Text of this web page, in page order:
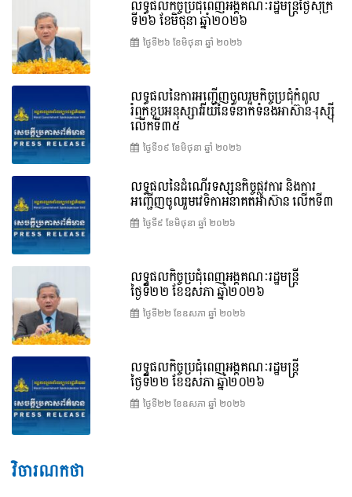
លទ្ធផលកិច្ចប្រជុំពេញអង្គគណៈរដ្ឋមន្រ្តីថ្ងៃសុក្រ
ទី២៦ ខែមិថុនា ឆ្នាំ២០២៦
ថ្ងៃទី២៦ ខែ​មិថុនា ឆ្នាំ ២០២៦
លទ្ធផលនៃការអញ្ជើញចូលរួមកិច្ចប្រជុំកំពូល
រំឭកខួបអនុស្សាវរីយ៍នៃទំនាក់ទំនងអាស៊ាន-រុស្ស៊ី
លើកទី៣៥
ថ្ងៃទី១៩ ខែ​មិថុនា ឆ្នាំ ២០២៦
លទ្ធផលនៃដំណើរទស្សនកិច្ចផ្លូវការ និងការ
អញ្ជើញចូលរួមវេទិកាអនាគតអាស៊ាន លើកទី៣
ថ្ងៃទី៩ ខែ​មិថុនា ឆ្នាំ ២០២៦
លទ្ធផលកិច្ចប្រជុំពេញអង្គគណៈរដ្ឋមន្ត្រី
ថ្ងៃទី២២ ខែឧសភា ឆ្នាំ២០២៦
ថ្ងៃទី២២ ខែ​ឧសភា ឆ្នាំ ២០២៦
លទ្ធផលកិច្ចប្រជុំពេញអង្គគណៈរដ្ឋមន្រ្តី
ថ្ងៃទី២២ ខែឧសភា ឆ្នាំ២០២៦
ថ្ងៃទី២២ ខែ​ឧសភា ឆ្នាំ ២០២៦
វិចារណកថា